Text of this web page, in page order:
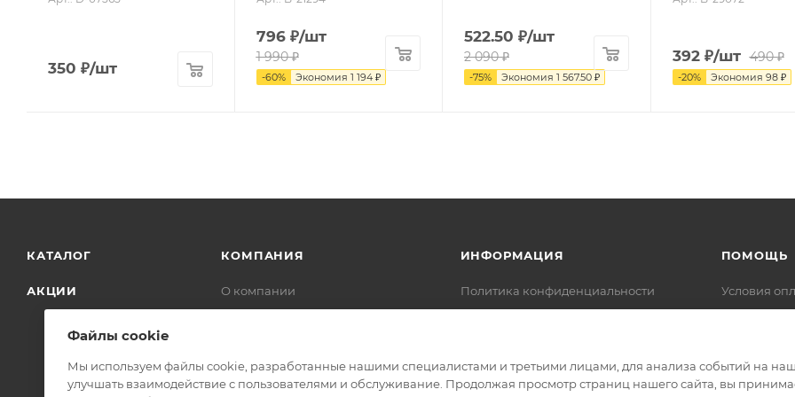
350 ₽/шт
796₽/шт
1 990₽
-60% Экономия 1 194₽
522.50 ₽/шт
2 090₽
-75% Экономия 1 567.50 ₽
392₽/шт 490₽
-20% Экономия 98₽
КАТАЛОГ
АКЦИИ
КОМПАНИЯ
О компании
Контакты
Сертификаты
ИНФОРМАЦИЯ
Политика конфиденциальности
Ремонт с доставкой компании
ПОМОЩЬ
Условия
Файлы cookie
Мы используем файлы cookie, разработанные нашими специалистами и третьими лицами, для анализа событий на
улучшать взаимодействие с пользователями и обслуживание. Продолжая просмотр страниц нашего сайта, вы